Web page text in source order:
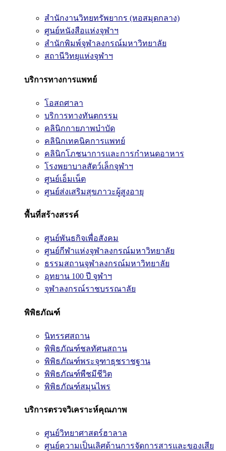
สำนักงานวิทยทรัพยากร (หอสมุดกลาง)
ศูนย์หนังสือแห่งจุฬาฯ
สำนักพิมพ์จุฬาลงกรณ์มหาวิทยาลัย
สถานีวิทยุแห่งจุฬาฯ
บริการทางการแพทย์
โอสถศาลา
บริการทางทันตกรรม
คลินิกกายภาพบำบัด
คลินิกเทคนิคการแพทย์
คลินิกโภชนาการและการกำหนดอาหาร
โรงพยาบาลสัตว์เล็กจุฬาฯ
ศูนย์เอ็มเน็ต
ศูนย์ส่งเสริมสุขภาวะผู้สูงอายุ
พื้นที่สร้างสรรค์
ศูนย์พันธกิจเพื่อสังคม
ศูนย์กีฬาแห่งจุฬาลงกรณ์มหาวิทยาลัย
ธรรมสถานจุฬาลงกรณ์มหาวิทยาลัย
อุทยาน 100 ปี จุฬาฯ
จุฬาลงกรณ์ราชบรรณาลัย
พิพิธภัณฑ์
นิทรรศสถาน
พิพิธภัณฑ์ชลทัศนสถาน
พิพิธภัณฑ์พระจุฑาธุชราชฐาน
พิพิธภัณฑ์พืชมีชีวิต
พิพิธภัณฑ์สมุนไพร
บริการตรวจวิเคราะห์คุณภาพ
ศูนย์วิทยาศาสตร์ฮาลาล
ศูนย์ความเป็นเลิศด้านการจัดการสารและของเสีย